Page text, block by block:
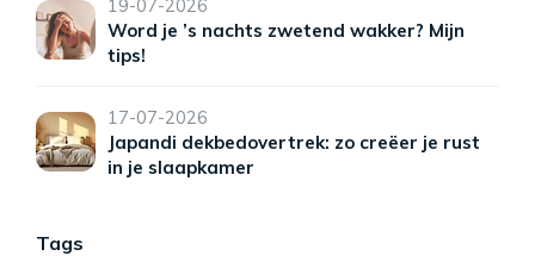
19-07-2026
Word je ’s nachts zwetend wakker? Mijn
tips!
17-07-2026
Japandi dekbedovertrek: zo creëer je rust
in je slaapkamer
Tags